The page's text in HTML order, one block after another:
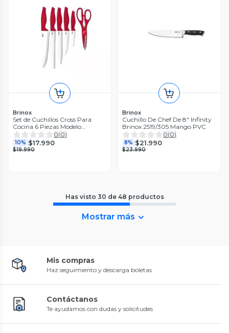
Brinox
Set de Cuchillos Cross Para
Cocina 6 Piezas Modelo
2556/370
0(0)
10% $17.990
$19.990
Brinox
Cuchillo De Chef De 8" Infinity
Brinox 2519/305 Mango PVC
0(0)
8% $21.990
$23.990
Has visto 30 de 48 productos
Mostrar más
Mis compras
Haz seguimiento y descarga boletas
Contáctanos
Te ayudamos con dudas y solicitudes